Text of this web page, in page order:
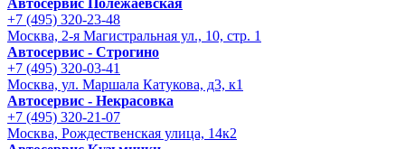
Автосервис Полежаевская
+7 (495) 320-23-48
Москва, 2-я Магистральная ул., 10, стр. 1
Автосервис - Строгино
+7 (495) 320-03-41
Москва, ул. Маршала Катукова, д3, к1
Автосервис - Некрасовка
+7 (495) 320-21-07
Москва, Рождественская улица, 14к2